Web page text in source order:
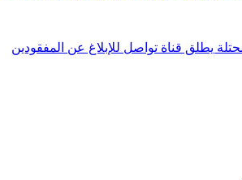
يطلق قناة تواصل للإبلاغ عن المفقودين